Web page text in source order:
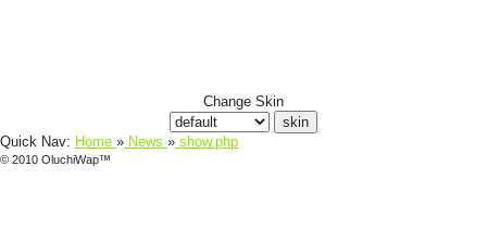
Change Skin
Quick Nav: Home » News » show.php
© 2010 OluchiWap™